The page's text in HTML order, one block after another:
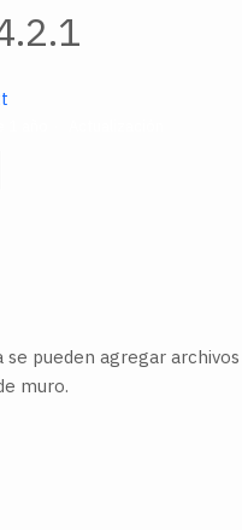
se pueden agregar
muro.